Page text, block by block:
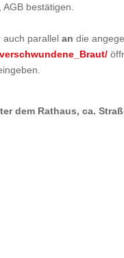
bestätigen.
auch parallelan die
dem Rathaus, ca.